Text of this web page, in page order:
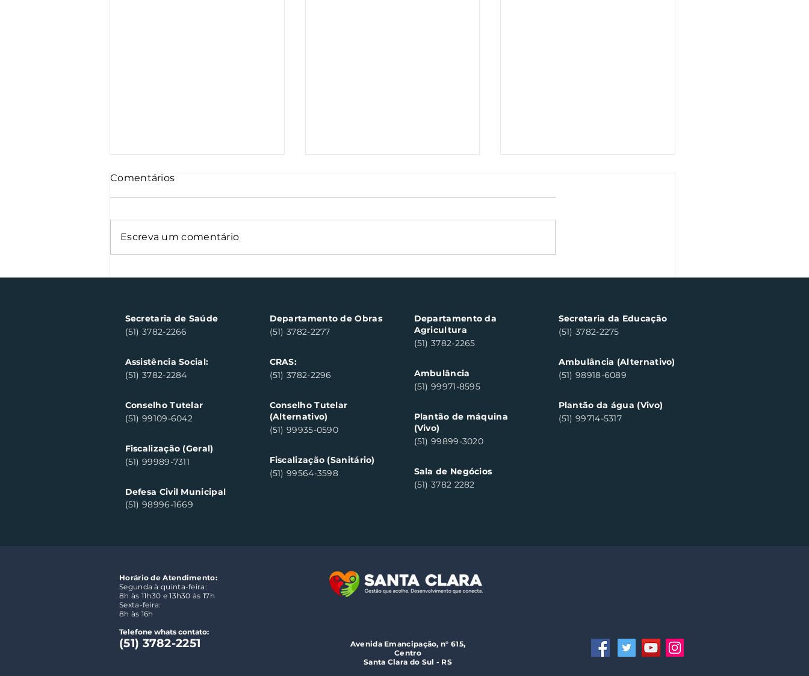
Clara do Sul
Clara do Sul
Comentários
Escreva um comentário
Secretaria de Saúde
(51) 3782-2266
Assistência Social:
(51) 3782-2284
Conselho Tutelar
(51) 99109-6042
Fiscalização (Geral)
(51) 99989-7311
Defesa Civil Municipal
(51) 98996-1669
Departamento de Obras
(51) 3782-2277
CRAS:
(51) 3782-2296
Conselho Tutelar
(Alternativo)
(51) 99935-0590
Fiscalização (Sanitário)
(51) 99564-3598
Departamento da
Agricultura
(51) 3782-2265
Ambulância
(51) 99971-8595
Plantão de máquina
(Vivo)
(51) 99899-3020
Sala de Negócios
(51) 3782 2282
Secretaria da Educação
(51) 3782-2275
Ambulância (Alternativo)
(51) 98918-6089
Plantão da água (Vivo)
(51) 99714-5317
Horário de Atendimento:
Segunda à quinta-feira:
8h às 11h30 e 13h30 às 17h
Sexta-feira:
8h às 16h
Telefone whats contato:
(51) 3782-2251
Avenida Emancipação, n° 615,
Centro
Santa Clara do Sul - RS